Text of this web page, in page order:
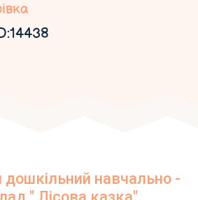
дошкільний навчально -